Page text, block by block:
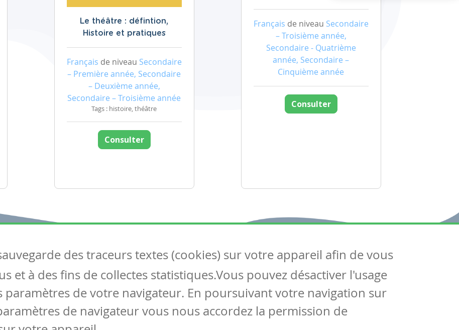
Le théâtre : défintion,
Histoire et pratiques
Français de niveau Secondaire
– Première année, Secondaire
– Deuxième année,
Secondaire – Troisième année
Tags : histoire, théâtre
Consulter
Français de niveau Secondaire
– Troisième année,
Secondaire - Quatrième
année, Secondaire –
Cinquième année
Consulter
Articles
Tous les articles
Articles DYS
Circulaires
Suivez-nous
Contactez-nous
Soutien scolaire
des traceurs textes (cookies) sur votre appareil afin de vous
et à des fins de collectes statistiques.Vous pouvez désactiver l'usage
paramètres de votre navigateur. En poursuivant votre navigation sur
de navigateur vous nous accordez la permission de